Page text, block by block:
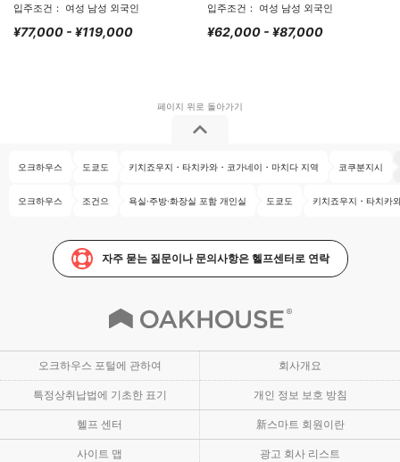
입주조건： 여성 남성 외국인
¥77,000 - ¥119,000
입주조건： 여성 남성 외국인
¥62,000 - ¥87,000
오크하우스 도쿄도 키치죠우지・타치카와・코가네이・마치다 지역 코쿠분지시
오크하우스 조건으 욕실·주방·화장실 포함 개인실 도쿄도 키치죠우지・타치카
자주 묻는 질문이나 문의사항은 헬프센터로 연락
오크하우스 포털에 관하여 회사개요
특정상취납법에 기초한 표기 개인 정보 보호 방침
헬프 센터 新스마트 회원이란
사이트 맵 광고 회사 리스트